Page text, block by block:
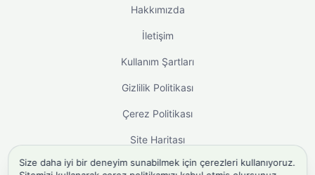
Hakkımızda
İletişim
Kullanım Şartları
Gizlilik Politikası
Çerez Politikası
Site Haritası
Size daha iyi bir deneyim sunabilmek için çerezleri kullanıyoruz.